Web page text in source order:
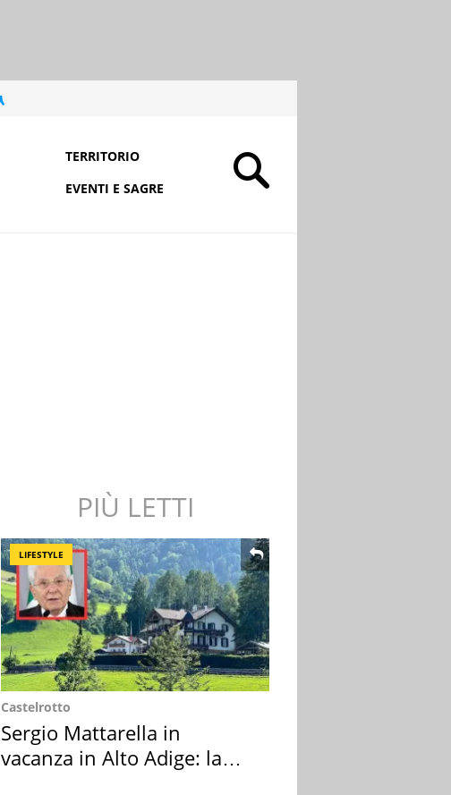
TERRITORIO
EVENTI E SAGRE
PIÙ LETTI
LIFESTYLE
Castelrotto
Sergio Mattarella in
vacanza in Alto Adige: la